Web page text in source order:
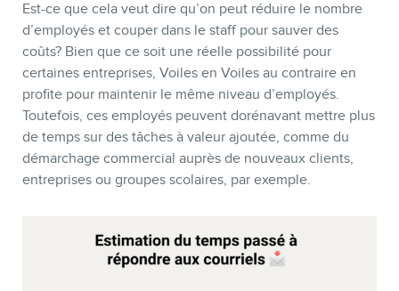
Est-ce que cela veut dire qu’on peut réduire le nombre
d’employés et couper dans le staff pour sauver des
coûts? Bien que ce soit une réelle possibilité pour
certaines entreprises, Voiles en Voiles au contraire en
profite pour maintenir le même niveau d’employés.
Toutefois, ces employés peuvent dorénavant mettre plus
de temps sur des tâches à valeur ajoutée, comme du
démarchage commercial auprès de nouveaux clients,
entreprises ou groupes scolaires, par exemple.